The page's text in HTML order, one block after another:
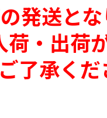
発送とな
・出荷
了承くだ